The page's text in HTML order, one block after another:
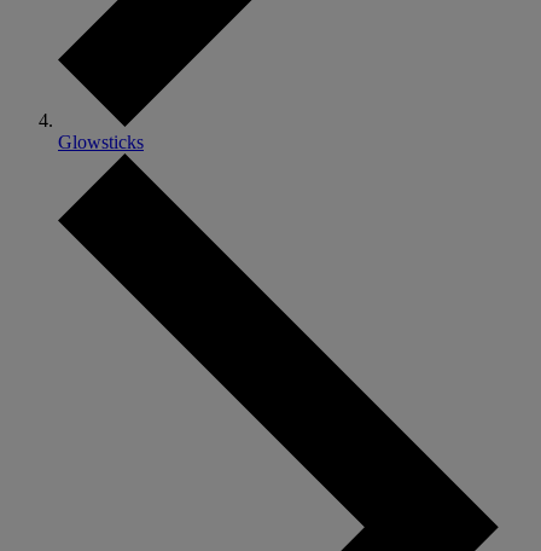
Glowsticks